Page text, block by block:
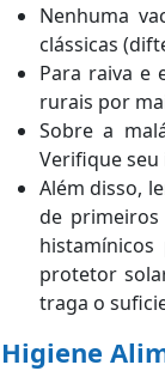
Nenhuma
clássicas
Para raiva e
rurais por
Sobre a
Verifique
Além disso,
de
protetor
traga o
Higiene